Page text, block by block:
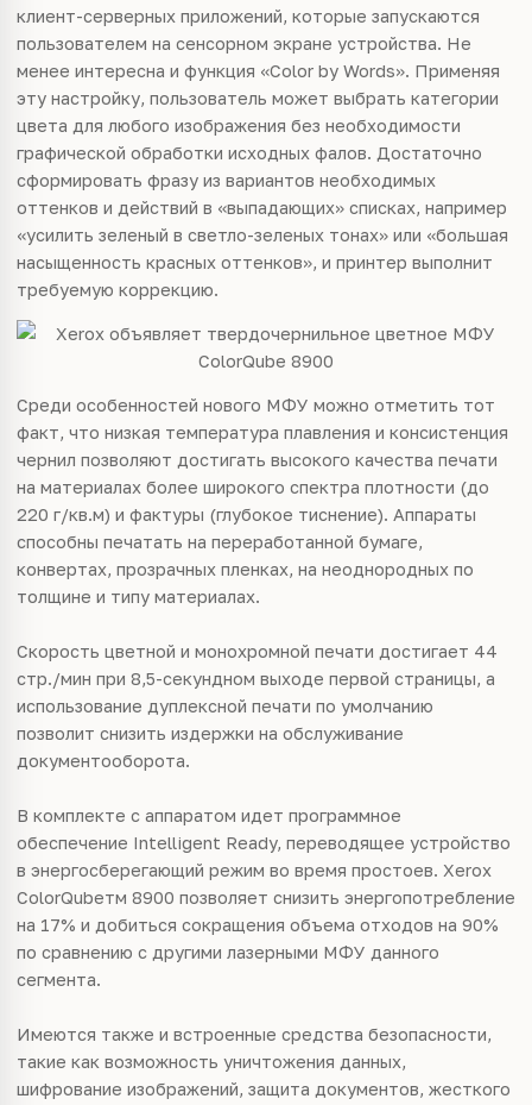
клиент-серверных приложений, которые запускаются
пользователем на сенсорном экране устройства. Не
менее интересна и функция «Color by Words». Применяя
эту настройку, пользователь может выбрать категории
цвета для любого изображения без необходимости
графической обработки исходных фалов. Достаточно
сформировать фразу из вариантов необходимых
оттенков и действий в «выпадающих» списках, например
«усилить зеленый в светло-зеленых тонах» или «большая
насыщенность красных оттенков», и принтер выполнит
требуемую коррекцию.
Среди особенностей нового МФУ можно отметить тот
факт, что низкая температура плавления и консистенция
чернил позволяют достигать высокого качества печати
на материалах более широкого спектра плотности (до
220 г/кв.м) и фактуры (глубокое тиснение). Аппараты
способны печатать на переработанной бумаге,
конвертах, прозрачных пленках, на неоднородных по
толщине и типу материалах.
Скорость цветной и монохромной печати достигает 44
стр./мин при 8,5-секундном выходе первой страницы, а
использование дуплексной печати по умолчанию
позволит снизить издержки на обслуживание
документооборота.
В комплекте с аппаратом идет программное
обеспечение Intelligent Ready, переводящее устройство
в энергосберегающий режим во время простоев. Xerox
ColorQubeтм 8900 позволяет снизить энергопотребление
на 17% и добиться сокращения объема отходов на 90%
по сравнению с другими лазерными МФУ данного
сегмента.
Имеются также и встроенные средства безопасности,
такие как возможность уничтожения данных,
шифрование изображений, защита документов, жесткого